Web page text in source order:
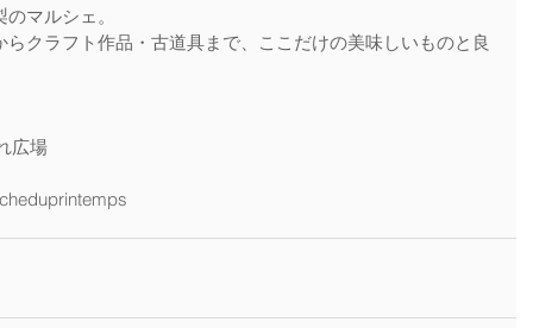
マルシェ。
クラフト作品・古道具まで、ここだけの美味しいものと良
広場